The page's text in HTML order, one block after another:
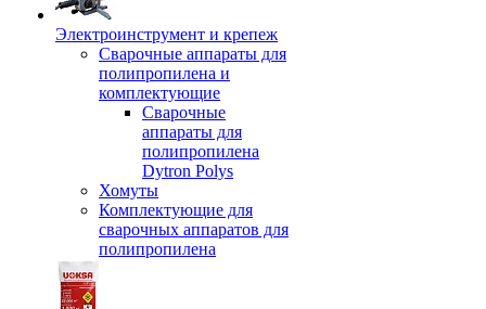
Электроинструмент и крепеж
Сварочные аппараты для
полипропилена и
комплектующие
Сварочные
аппараты для
полипропилена
Dytron Polys
Хомуты
Комплектующие для
сварочных аппаратов для
полипропилена